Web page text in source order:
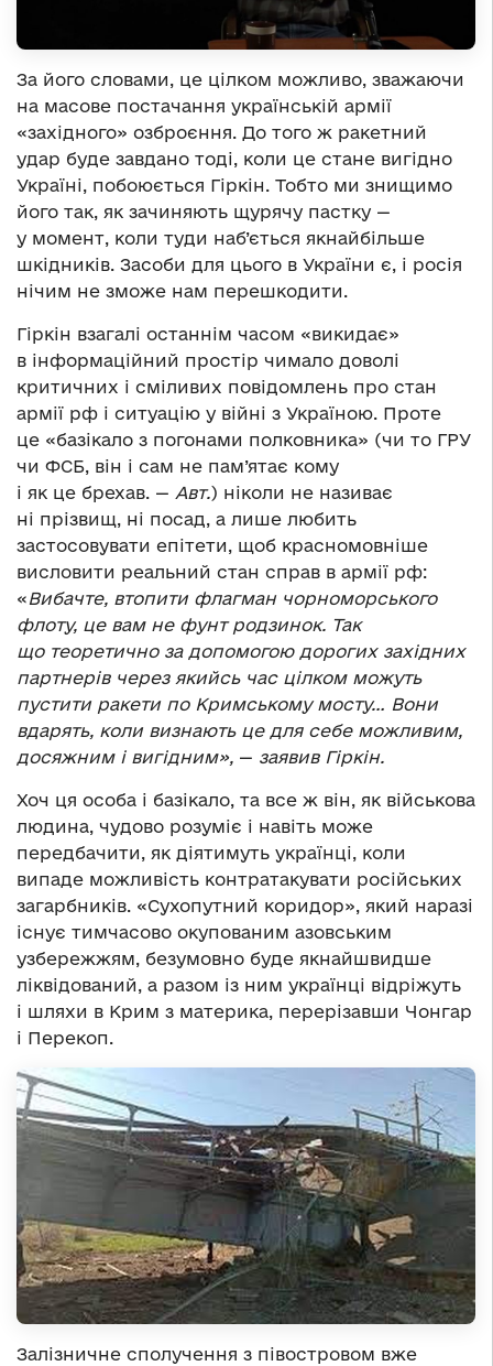
За його словами, це цілком можливо, зважаючи
на масове постачання українській армії
«західного» озброєння. До того ж ракетний
удар буде завдано тоді, коли це стане вигідно
Україні, побоюється Гіркін. Тобто ми знищимо
його так, як зачиняють щурячу пастку —
у момент, коли туди наб’ється якнайбільше
шкідників. Засоби для цього в України є, і росія
нічим не зможе нам перешкодити.
Гіркін взагалі останнім часом «викидає»
в інформаційний простір чимало доволі
критичних і сміливих повідомлень про стан
армії рф і ситуацію у війні з Україною. Проте
це «базікало з погонами полковника» (чи то ГРУ
чи ФСБ, він і сам не пам’ятає кому
і як це брехав. — Авт.) ніколи не називає
ні прізвищ, ні посад, а лише любить
застосовувати епітети, щоб красномовніше
висловити реальний стан справ в армії рф:
«Вибачте, втопити флагман чорноморського
флоту, це вам не фунт родзинок. Так
що теоретично за допомогою дорогих західних
партнерів через якийсь час цілком можуть
пустити ракети по Кримському мосту… Вони
вдарять, коли визнають це для себе можливим,
досяжним і вигідним», — заявив Гіркін.
Хоч ця особа і базікало, та все ж він, як військова
людина, чудово розуміє і навіть може
передбачити, як діятимуть українці, коли
випаде можливість контратакувати російських
загарбників. «Сухопутний коридор», який наразі
існує тимчасово окупованим азовським
узбережжям, безумовно буде якнайшвидше
ліквідований, а разом із ним українці відріжуть
і шляхи в Крим з материка, перерізавши Чонгар
і Перекоп.
Залізничне сполучення з півостровом вже